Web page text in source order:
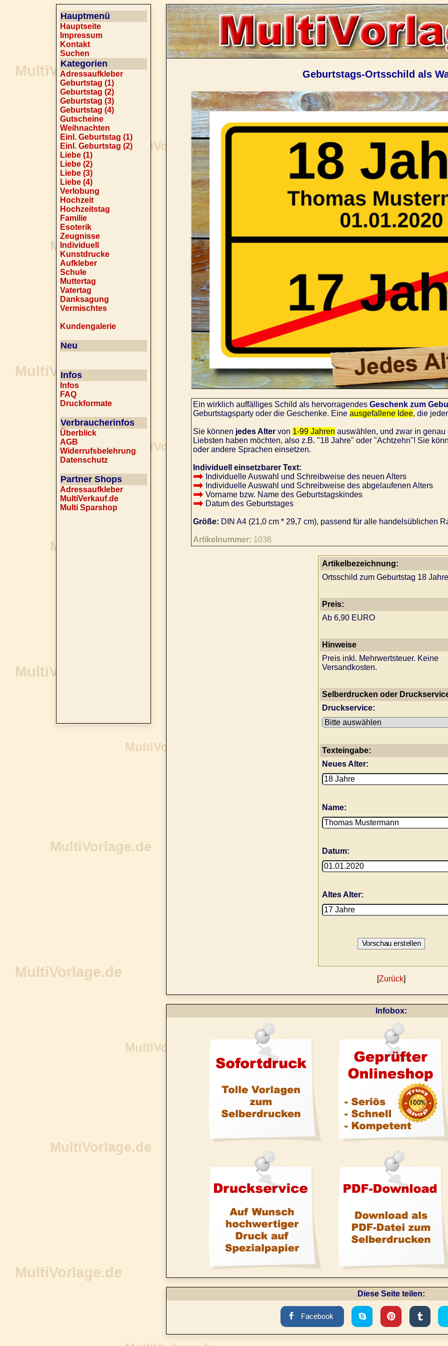
Hauptmenü
Hauptseite
Impressum
Kontakt
Suchen
Kategorien
Adressaufkleber
Geburtstag (1)
Geburtstag (2)
Geburtstag (3)
Geburtstag (4)
Gutscheine
Weihnachten
Einl. Geburtstag (1)
Einl. Geburtstag (2)
Liebe (1)
Liebe (2)
Liebe (3)
Liebe (4)
Verlobung
Hochzeit
Hochzeitstag
Familie
Esoterik
Zeugnisse
Individuell
Kunstdrucke
Aufkleber
Schule
Muttertag
Vatertag
Danksagung
Vermischtes
Kundengalerie
Neu
Infos
Infos
FAQ
Druckformate
Verbraucherinfos
Überblick
AGB
Widerrufsbelehrung
Datenschutz
Partner Shops
Adressaufkleber
MultiVerkauf.de
Multi Sparshop
Geburtstags-Ortsschild als
Ein wirklich auffälliges Schild als hervorragendes Geschenk zum
Geburtstagsparty oder die Geschenke. Eine ausgefallene Idee, die
Sie können jedes Altervon 1-99 Jahren auswählen, und zwar in
Liebsten haben möchten, also z.B. "18 Jahre" oder "Achtzehn"! Sie
oder andere Sprachen einsetzen.
Individuell einsetzbarer Text:
Individuelle Auswahl und Schreibweise des neuen Alters
Individuelle Auswahl und Schreibweise des abgelaufenen Alters
Vorname bzw. Name des Geburtstagskindes
Datum des Geburtstages
Größe: DIN A4 (21,0 cm * 29,7 cm), passend für alle handelsüblichen
Artikelnummer: 1036
Artikelbezeichnung:
Ortsschild zum Geburtstag 18 Jahre
Preis:
Ab 6,90 EURO
Hinweise
Preis inkl. Mehrwertsteuer. Keine
Versandkosten.
Selberdrucken oder
Druckservice:
Texteingabe:
Neues Alter:
Name:
Datum:
Altes Alter:
[Zurück]
Infobox:
Diese Seite teilen: